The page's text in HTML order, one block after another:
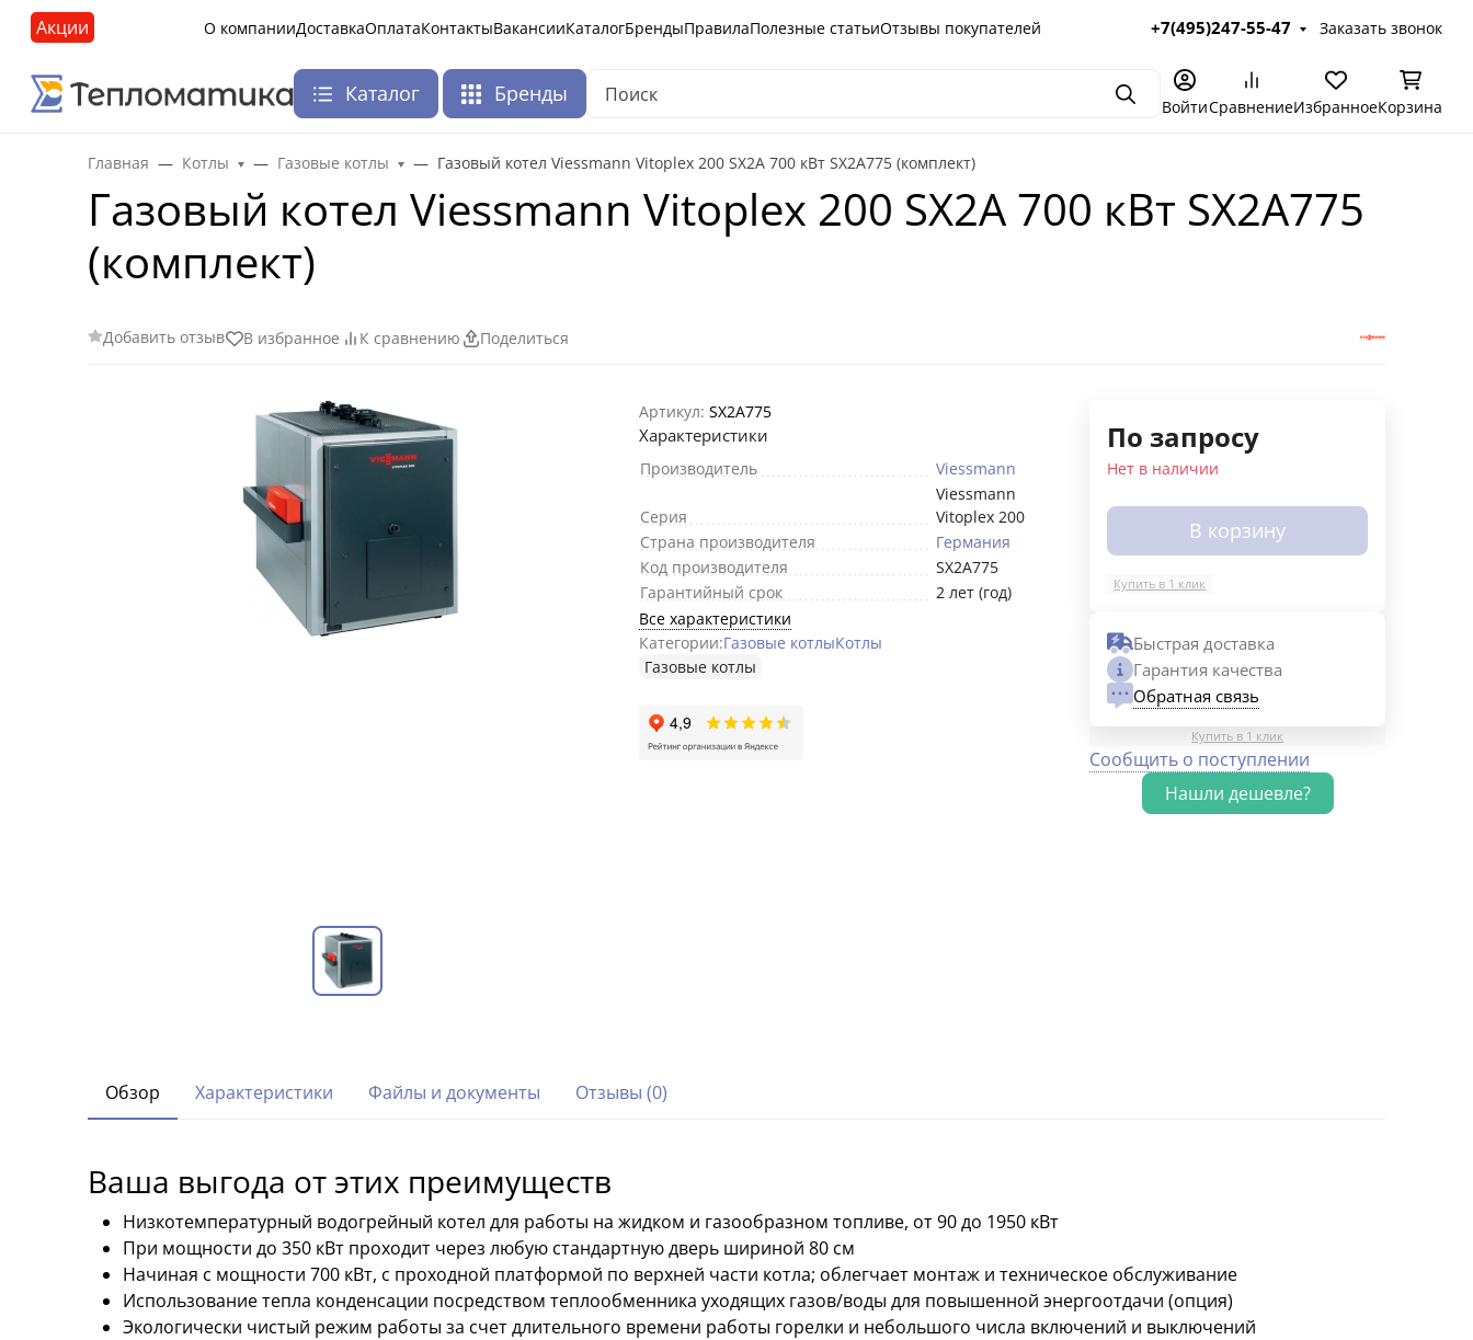
Акции О компанииДоставкаОплатаКонтактыВакансииКаталогБрендыПравилаПолезные статьиОтзывы покупателей +7(495)247-55-47 Заказать звонок
Каталог Бренды ПоискВойтиСравнениеИзбранноеКорзина
Главная Котлы Газовые котлы Газовый котел Viessmann Vitoplex 200 SX2A 700 кВт SX2A775 (комплект)
Газовый котел Viessmann Vitoplex 200 SX2A 700 кВт SX2A775
(комплект)
Добавить отзыв В избранное К сравнению Поделиться
Артикул: SX2A775
Характеристики
Производитель Viessmann
Серия
Viessmann
Vitoplex 200
Страна производителя
Германия
Код производителя
SX2A775
Гарантийный срок
2 лет (год)
Все характеристики
Категории:Газовые котлыКотлы
Газовые котлы
По запросу
Нет в наличии
В корзину
Купить в 1 клик
Быстрая доставка
Гарантия качества
Обратная связь
Купить в 1 клик
Сообщить о поступлении
Обзор Характеристики Файлы и документы Отзывы (0)
Ваша выгода от этих преимуществ
Низкотемпературный водогрейный котел для работы на жидком и газообразном топливе, от 90 до 1950 кВт
При мощности до 350 кВт проходит через любую стандартную дверь шириной 80 см
Начиная с мощности 700 кВт, с проходной платформой по верхней части котла; облегчает монтаж и техническое обслуживание
Использование тепла конденсации посредством теплообменника уходящих газов/воды для повышенной энергоотдачи (опция)
Экологически чистый режим работы за счет длительного времени работы горелки и небольшого числа включений и выключений